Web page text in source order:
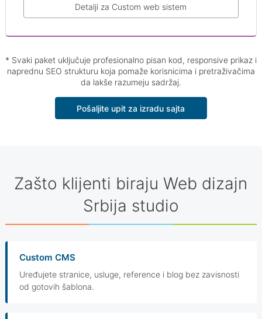
Detalji za Custom web sistem
* Svaki paket uključuje profesionalno pisan kod, responsive prikaz i
naprednu SEO strukturu koja pomaže korisnicima i pretraživačima
da lakše razumeju sadržaj.
Pošaljite upit za izradu sajta
Zašto klijenti biraju Web dizajn
Srbija studio
Custom CMS
Uređujete stranice, usluge, reference i blog bez zavisnosti
od gotovih šablona.